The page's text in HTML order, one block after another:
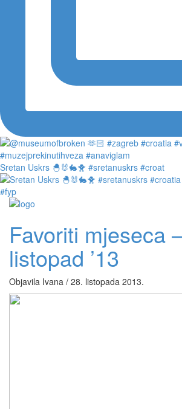
Sretan Uskrs 🐣🐰🐇🐥 #sretanuskrs #croat
Favoriti mjeseca
listopad ’13
Objavila Ivana / 28. listopada 2013.